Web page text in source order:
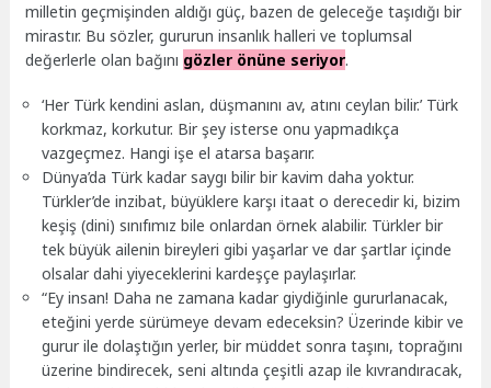
milletin geçmişinden aldığı güç, bazen de geleceğe taşıdığı bir
mirastır. Bu sözler, gururun insanlık halleri ve toplumsal
değerlerle olan bağını gözler önüne seriyor.
‘Her Türk kendini aslan, düşmanını av, atını ceylan bilir.’ Türk
korkmaz, korkutur. Bir şey isterse onu yapmadıkça
vazgeçmez. Hangi işe el atarsa başarır.
Dünya’da Türk kadar saygı bilir bir kavim daha yoktur.
Türkler’de inzibat, büyüklere karşı itaat o derecedir ki, bizim
keşiş (dini) sınıfımız bile onlardan örnek alabilir. Türkler bir
tek büyük ailenin bireyleri gibi yaşarlar ve dar şartlar içinde
olsalar dahi yiyeceklerini kardeşçe paylaşırlar.
“Ey insan! Daha ne zamana kadar giydiğinle gururlanacak,
eteğini yerde sürümeye devam edeceksin? Üzerinde kibir ve
gurur ile dolaştığın yerler, bir müddet sonra taşını, toprağını
üzerine bindirecek, seni altında çeşitli azap ile kıvrandıracak,